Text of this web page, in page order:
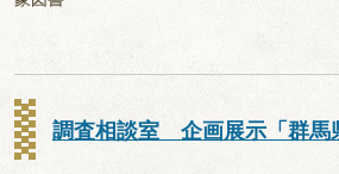
調査相談室 企画展示「群馬